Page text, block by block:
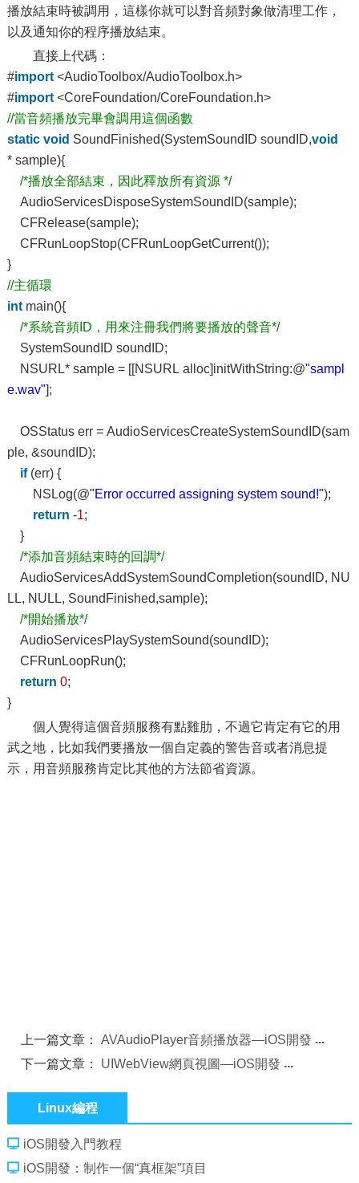
播放結束時被調用，這樣你就可以對音頻對象做清理工作，
以及通知你的程序播放結束。
直接上代碼：
#import<AudioToolbox/AudioToolbox.h>
#import<CoreFoundation/CoreFoundation.h>
//當音頻播放完畢會調用這個函數
static void SoundFinished(SystemSoundID soundID,void
* sample){
/*播放全部結束，因此釋放所有資源 */
AudioServicesDisposeSystemSoundID(sample);
CFRelease(sample);
CFRunLoopStop(CFRunLoopGetCurrent());
}
//主循環
intmain(){
/*系統音頻ID，用來注冊我們將要播放的聲音*/
SystemSoundID soundID;
NSURL* sample = [[NSURL alloc]initWithString:@"sampl
e.wav"];
OSStatus err = AudioServicesCreateSystemSoundID(sam
ple, &soundID);
if(err) {
NSLog(@"Error occurred assigning system sound!");
return -1;
}
/*添加音頻結束時的回調*/
AudioServicesAddSystemSoundCompletion(soundID, NU
LL, NULL, SoundFinished,sample);
/*開始播放*/
AudioServicesPlaySystemSound(soundID);
CFRunLoopRun();
return 0;
}
個人覺得這個音頻服務有點雞肋，不過它肯定有它的用
武之地，比如我們要播放一個自定義的警告音或者消息提
示，用音頻服務肯定比其他的方法節省資源。
上一篇文章：AVAudioPlayer音頻播放器—iOS開發
下一篇文章： UIWebView網頁視圖—iOS開發
Linux編程
iOS開發入門教程
iOS開發：制作一個“真框架”項目